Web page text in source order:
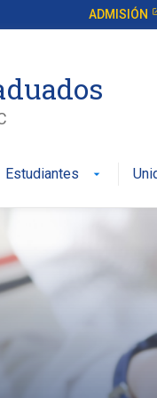
ADMISIÓN
Estudiantes